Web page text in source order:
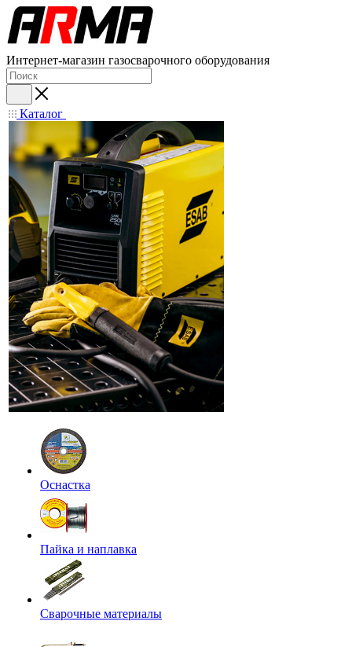
Интернет-магазин газосварочного оборудования
Каталог
Оснастка
Пайка и наплавка
Сварочные материалы